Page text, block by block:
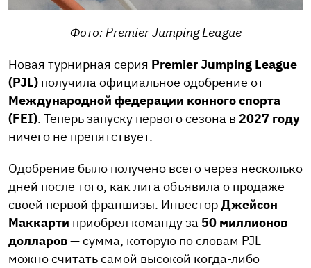
Фото: Premier Jumping League
Новая турнирная серия Premier Jumping League
(PJL) получила официальное одобрение от
Международной федерации конного спорта
(FEI). Теперь запуску первого сезона в 2027 году
ничего не препятствует.
Одобрение было получено всего через несколько
дней после того, как лига объявила о продаже
своей первой франшизы. ИнвесторДжейсон
Маккарти приобрел команду за 50 миллионов
долларов— сумма, которую по словам PJL
можно считать самой высокой когда-либо